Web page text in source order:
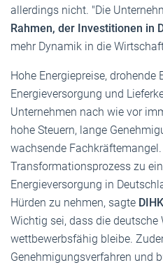
allerdings nicht. "Die
Rahmen, der Investitionen in
mehr Dynamik in die
Hohe Energiepreise, drohende
Energieversorgung und
Unternehmen nach wie vor
hohe Steuern, lange
wachsende
Transformationsprozess zu
Energieversorgung in
Hürden zu nehmen, sagte
Wichtig sei, dass die deutsche
wettbewerbsfähig bleibe.
Genehmigungsverfahren und